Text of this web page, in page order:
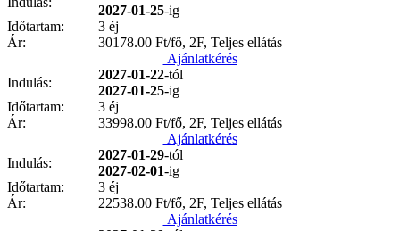
2027-01-25-ig
Időtartam:
3 éj
Ár:
30178.00 Ft/fő, 2F, Teljes ellátás
Ajánlatkérés
Indulás:
2027-01-22-tól
2027-01-25-ig
Időtartam:
3 éj
Ár:
33998.00 Ft/fő, 2F, Teljes ellátás
Ajánlatkérés
Indulás:
2027-01-29-tól
2027-02-01-ig
Időtartam:
3 éj
Ár:
22538.00 Ft/fő, 2F, Teljes ellátás
Ajánlatkérés